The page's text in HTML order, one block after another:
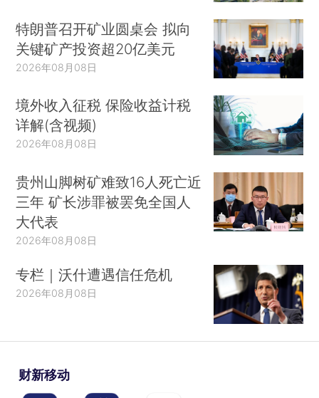
特朗普召开矿业圆桌会 拟向
关键矿产投资超20亿美元
2026年08月08日
境外收入征税 保险收益计税
详解(含视频)
2026年08月08日
贵州山脚树矿难致16人死亡近
三年 矿长涉罪被罢免全国人
大代表
2026年08月08日
专栏｜沃什遭遇信任危机
2026年08月08日
财新移动